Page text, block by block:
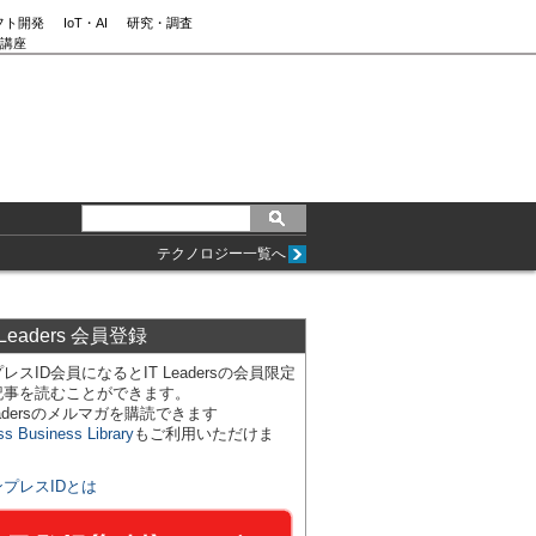
ト開発 IoT・AI
研究・調査
座
テクノロジー一覧へ
会員登録
スID会員になるとIT Leadersの会員限定
を読むことができます。
のメルマガを購読できます
Business Libraryもご利用いただけま
プレスIDとは